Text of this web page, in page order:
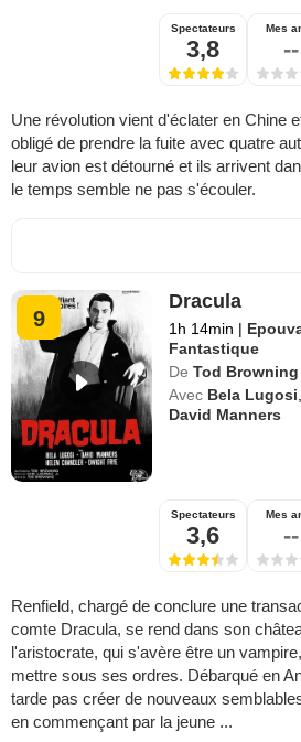
Spectateurs
3,8
Mes
--
Une révolution vient d'éclater en Chine
obligé de prendre la fuite avec quatre
leur avion est détourné et ils arrivent
le temps semble ne pas s'écouler.
9
Dracula
1h 14min |
Fantastique
De Tod Browning
Avec Bela Lugosi
David Manners
Spectateurs
3,6
Mes
--
Renfield, chargé de conclure une
comte Dracula, se rend dans son
l'aristocrate, qui s'avère être un
mettre sous ses ordres. Débarqué en
tarde pas créer de nouveaux
en commençant par la jeune ...